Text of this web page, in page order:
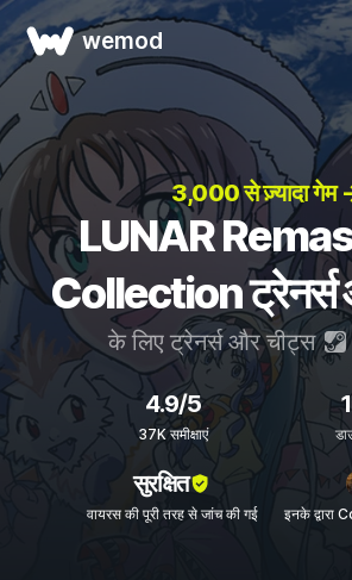
wemod
3,000 से ज़्यादा गेम
LUNAR
Collection ट्रेनर्स
के लिए ट्रेनर्स और चीट्स
4.9/5
37K समीक्षाएं
सुरक्षित
वायरस की पूरी तरह से जांच की गई इनके द्वारा